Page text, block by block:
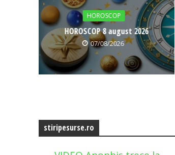
HOROSCOP
HOROSCOP 8 august 2026
07/08/2026
stiripesurse.ro